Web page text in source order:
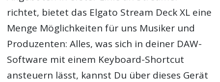
richtet, bietet das Elgato Stream Deck XL eine
Menge Möglichkeiten für uns Musiker und
Produzenten: Alles, was sich in deiner DAW-
Software mit einem Keyboard-Shortcut
ansteuern lässt, kannst Du über dieses Gerät